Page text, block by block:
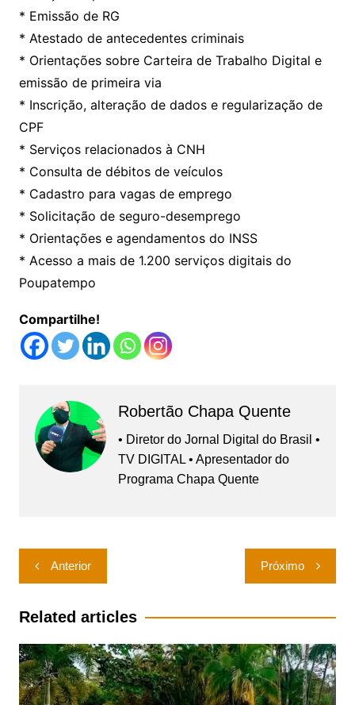
* Emissão de RG
* Atestado de antecedentes criminais
* Orientações sobre Carteira de Trabalho Digital e
emissão de primeira via
* Inscrição, alteração de dados e regularização de
CPF
* Serviços relacionados à CNH
* Consulta de débitos de veículos
* Cadastro para vagas de emprego
* Solicitação de seguro-desemprego
* Orientações e agendamentos do INSS
* Acesso a mais de 1.200 serviços digitais do
Poupatempo
Compartilhe!
Robertão Chapa Quente
• Diretor do Jornal Digital do Brasil •
TV DIGITAL • Apresentador do
Programa Chapa Quente
Navegação
de
Post
Anterior Próximo
Related articles